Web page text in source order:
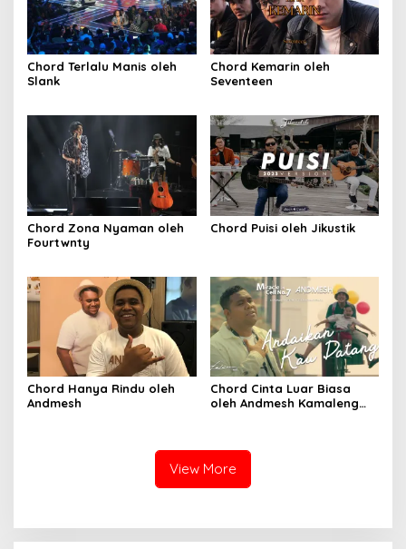
Chord Terlalu Manis oleh
Slank
Chord Kemarin oleh
Seventeen
Chord Zona Nyaman oleh
Fourtwnty
Chord Puisi oleh Jikustik
Chord Hanya Rindu oleh
Andmesh
Chord Cinta Luar Biasa
oleh Andmesh Kamaleng
View More